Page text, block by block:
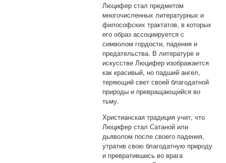
Люцифер стал предметом
многочисленных литературных и
философских трактатов, в которых
его образ ассоциируется с
символом гордости, падения и
предательства. В литературе и
искусстве Люцифер изображается
как красивый, но падший ангел,
теряющий свет своей благодатной
природы и превращающийся во
тьму.
Христианская традиция учит, что
Люцифер стал Сатаной или
дьяволом после своего падения,
утратив свою благодатную природу
и превратившись во врага